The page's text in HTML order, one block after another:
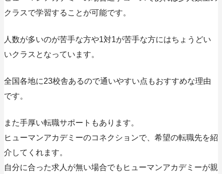
クラスで学習することが可能です。
人数が多いのが苦手な方や1対1が苦手な方にはちょうどい
いクラスとなっています。
全国各地に23校舎あるので通いやすい点もおすすめな理由
です。
また手厚い転職サポートもあります。
ヒューマンアカデミーのコネクションで、希望の転職先を紹
介してくれます。
自分に合った求人が無い場合でもヒューマンアカデミーが親